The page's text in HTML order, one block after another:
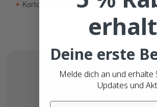
Karton mit 1000 Bögen
Deine erste
Melde dich an und erhalte
Updates und